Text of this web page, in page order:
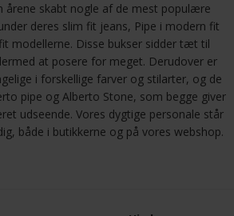
årene skabt nogle af de mest populære
deres slim fit jeans, Pipe i modern fit
modellerne. Disse bukser sidder tæt til
at posere for meget. Derudover er
i forskellige farver og stilarter, og de
pipe og Alberto Stone, som begge giver
udseende. Vores dygtige personale står
både i butikkerne og på vores webshop.